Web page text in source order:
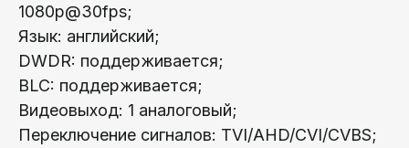
1080p@30fps;
Язык: английский;
DWDR: поддерживается;
BLC: поддерживается;
Видеовыход: 1 аналоговый;
Переключение сигналов: TVI/AHD/CVI/CVBS;